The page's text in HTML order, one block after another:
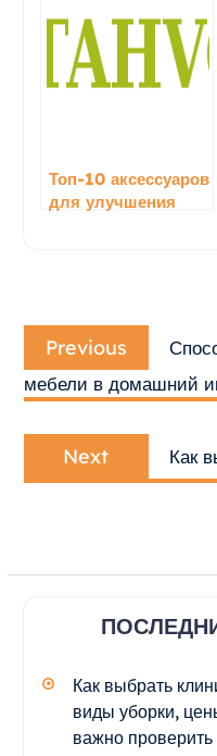
интерьера с
помощью цвета
Топ-10 аксессуаров
для улучшения
Навигация
по
записям
Previous
post:
мебели в домашний
Next
Next
post:
Как
Как выбрать
виды уборки,
важно проверить